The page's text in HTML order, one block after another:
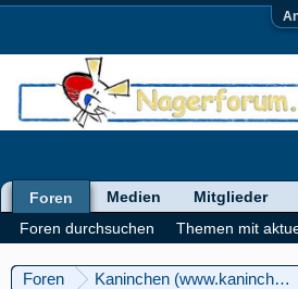
Foren Kaninchen
Foren
Foren durchsuchen
Themen mit
Medien Mitglieder